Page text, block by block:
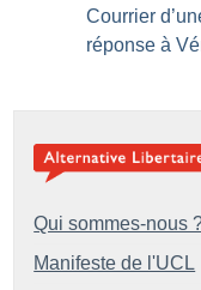
Courrier
réponse à
Qui sommes-nous
Manifeste de l'UCL